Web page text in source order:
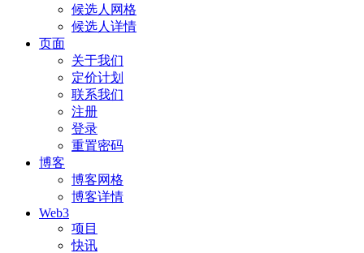
候选人网格
候选人详情
页面
关于我们
定价计划
联系我们
注册
登录
重置密码
博客
博客网格
博客详情
Web3
项目
快讯